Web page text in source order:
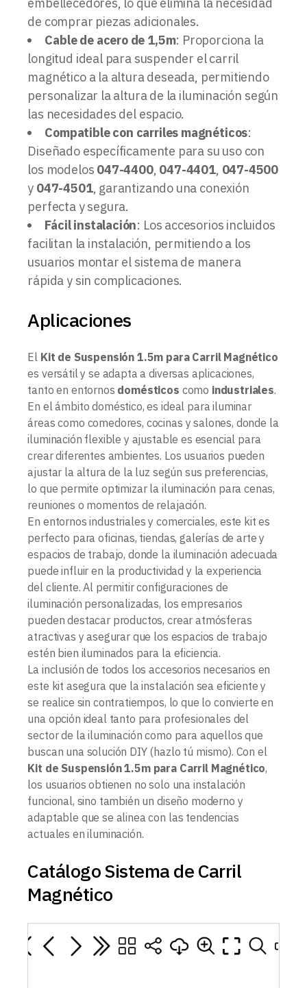
de comprar piezas adicionales.
Cable de acero de 1,5m: Proporciona la
longitud ideal para suspender el carril
magnético a la altura deseada, permitiendo
personalizar la altura de la iluminación según
las necesidades del espacio.
Compatible con carriles magnéticos:
Diseñado específicamente para su uso con
los modelos 047-4400, 047-4401, 047-4500
y 047-4501, garantizando una conexión
perfecta y segura.
Fácil instalación: Los accesorios incluidos
facilitan la instalación, permitiendo a los
usuarios montar el sistema de manera
rápida y sin complicaciones.
Aplicaciones
El Kit de Suspensión 1.5m para Carril Magnético
es versátil y se adapta a diversas aplicaciones,
tanto en entornos domésticos como industriales.
En el ámbito doméstico, es ideal para iluminar
áreas como comedores, cocinas y salones, donde la
iluminación flexible y ajustable es esencial para
crear diferentes ambientes. Los usuarios pueden
ajustar la altura de la luz según sus preferencias,
lo que permite optimizar la iluminación para cenas,
reuniones o momentos de relajación.
En entornos industriales y comerciales, este kit es
perfecto para oficinas, tiendas, galerías de arte y
espacios de trabajo, donde la iluminación adecuada
puede influir en la productividad y la experiencia
del cliente. Al permitir configuraciones de
iluminación personalizadas, los empresarios
pueden destacar productos, crear atmósferas
atractivas y asegurar que los espacios de trabajo
estén bien iluminados para la eficiencia.
La inclusión de todos los accesorios necesarios en
este kit asegura que la instalación sea eficiente y
se realice sin contratiempos, lo que lo convierte en
una opción ideal tanto para profesionales del
sector de la iluminación como para aquellos que
buscan una solución DIY (hazlo tú mismo). Con el
Kit de Suspensión 1.5m para Carril Magnético,
los usuarios obtienen no solo una instalación
funcional, sino también un diseño moderno y
adaptable que se alinea con las tendencias
actuales en iluminación.
Catálogo Sistema de Carril
Magnético